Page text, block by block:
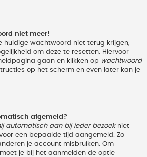
niet meer!
huidige wachtwoord niet terug krijgen,
om deze te resetten. Hiervoor
gaan en klikken op wachtwoord
op het scherm en even later kan je
afgemeld?
automatisch aan bij ieder bezoekniet
een bepaalde tijd aangemeld. Zo
je account misbruiken. Om
je bij het aanmelden de optie